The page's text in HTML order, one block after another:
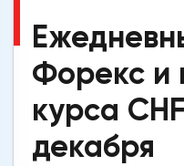
Форекс и
курса
декабря